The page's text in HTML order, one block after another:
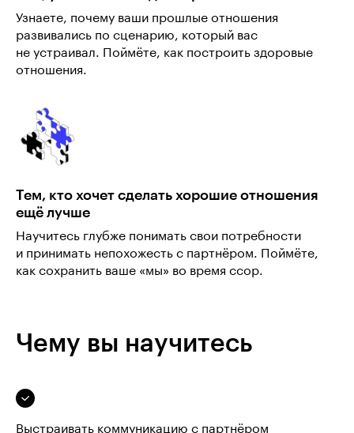
Узнаете, почему ваши прошлые отношения
развивались по сценарию, который вас
не устраивал. Поймёте, как построить здоровые
отношения.
Тем, кто хочет сделать хорошие отношения
ещё лучше
Научитесь глубже понимать свои потребности
и принимать непохожесть с партнёром. Поймёте,
как сохранить ваше «мы» во время ссор.
Чему вы научитесь
Выстраивать коммуникацию с партнёром